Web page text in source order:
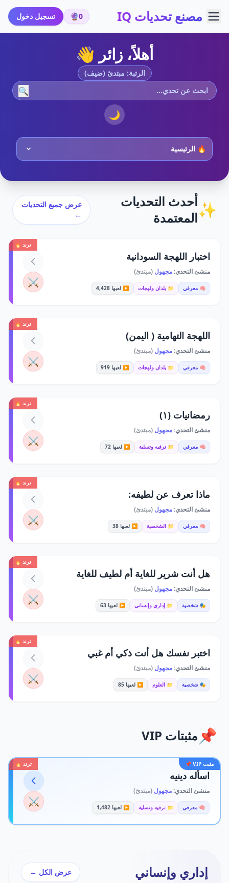
مصنع تحديات IQ 0
🔮 تسجيل دخول
أهلاً، زائر 👋
الرتبة: مبتدئ (ضيف)
🔍
🌙
✨أحدث التحديات
المعتمدة
عرض جميع التحديات
←
ترند 🔥
اختبار اللهجة السودانية
منشئ التحدي:مجهول (مبتدئ)
🧠 معرفي 📁 بلدان ولهجات ▶️ لعبها 4,428 ⚔️
ترند 🔥
اللهجة التهامية ( اليمن)
منشئ التحدي:مجهول (مبتدئ)
🧠 معرفي 📁 بلدان ولهجات ▶️ لعبها 919 ⚔️
ترند 🔥
رمضانيات (١)
منشئ التحدي:مجهول (مبتدئ)
🧠 معرفي 📁 ترفيه وتسلية ▶️ لعبها 72 ⚔️
ترند 🔥
ماذا تعرف عن لطيفه:
منشئ التحدي:مجهول (مبتدئ)
🧠 معرفي 📁 الشخصية ▶️ لعبها 38 ⚔️
ترند 🔥
هل أنت شرير للغاية أم لطيف للغاية
منشئ التحدي:مجهول (مبتدئ)
🎭 شخصية 📁 إداري وإنساني ▶️ لعبها 63 ⚔️
ترند 🔥
اختبر نفسك هل أنت ذكي أم غبي
منشئ التحدي:مجهول (مبتدئ)
🎭 شخصية 📁 العلوم ▶️ لعبها 85 ⚔️
📌 مثبتات VIP
مثبت VIP 📌 ترند 🔥
اسأله دينيه
منشئ التحدي:مجهول (مبتدئ)
🧠 معرفي 📁 ترفيه وتسلية ▶️ لعبها 1,482 ⚔️
إداري وإنساني عرض الكل ←